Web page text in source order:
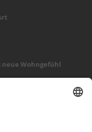
Wohngefühl